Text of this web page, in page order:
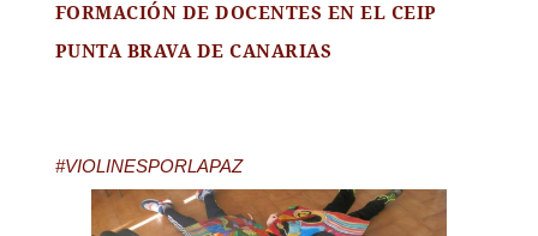
FORMACIÓN DE DOCENTES EN EL CEIP
PUNTA BRAVA DE CANARIAS
#VIOLINESPORLAPAZ